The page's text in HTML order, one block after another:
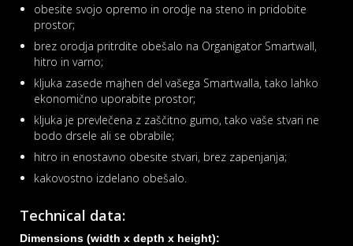
obesite svojo opremo in orodje na steno in pridobite
prostor;
brez orodja pritrdite obešalo na Organigator Smartwall,
hitro in varno;
kljuka zasede majhen del vašega Smartwalla, tako lahko
ekonomično uporabite prostor;
kljuka je prevlečena z zaščitno gumo, tako vaše stvari ne
bodo drsele ali se obrabile;
hitro in enostavno obesite stvari, brez zapenjanja;
kakovostno izdelano obešalo.
Technical data:
Dimensions (width x depth x height):